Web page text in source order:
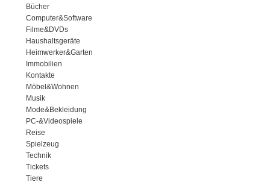
Bücher
Computer&Software
Filme&DVDs
Haushaltsgeräte
Heimwerker&Garten
Immobilien
Kontakte
Möbel&Wohnen
Musik
Mode&Bekleidung
PC-&Videospiele
Reise
Spielzeug
Technik
Tickets
Tiere